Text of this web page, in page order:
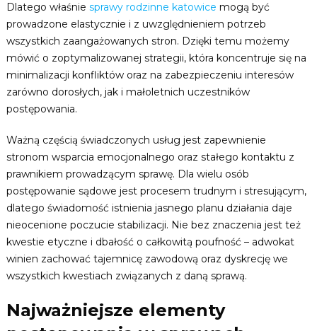
Dlatego właśnie sprawy rodzinne katowice mogą być
prowadzone elastycznie i z uwzględnieniem potrzeb
wszystkich zaangażowanych stron. Dzięki temu możemy
mówić o zoptymalizowanej strategii, która koncentruje się na
minimalizacji konfliktów oraz na zabezpieczeniu interesów
zarówno dorosłych, jak i małoletnich uczestników
postępowania.
Ważną częścią świadczonych usług jest zapewnienie
stronom wsparcia emocjonalnego oraz stałego kontaktu z
prawnikiem prowadzącym sprawę. Dla wielu osób
postępowanie sądowe jest procesem trudnym i stresującym,
dlatego świadomość istnienia jasnego planu działania daje
nieocenione poczucie stabilizacji. Nie bez znaczenia jest też
kwestie etyczne i dbałość o całkowitą poufność – adwokat
winien zachować tajemnicę zawodową oraz dyskrecję we
wszystkich kwestiach związanych z daną sprawą.
Najważniejsze elementy